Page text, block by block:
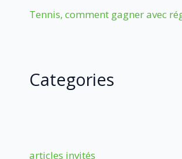
Tennis, comment gagner avec
Categories
articles invités